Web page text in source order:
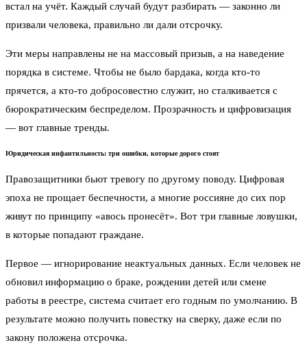
встал на учёт. Каждый случай будут разбирать — законно ли
призвали человека, правильно ли дали отсрочку.
Эти меры направлены не на массовый призыв, а на наведение
порядка в системе. Чтобы не было бардака, когда кто-то
прячется, а кто-то добросовестно служит, но сталкивается с
бюрократическим беспределом. Прозрачность и цифровизация
— вот главные тренды.
Юридическая инфантильность: три ошибки, которые дорого стоят
Правозащитники бьют тревогу по другому поводу. Цифровая
эпоха не прощает беспечности, а многие россияне до сих пор
живут по принципу «авось пронесёт». Вот три главные ловушки,
в которые попадают граждане.
Первое — игнорирование неактуальных данных. Если человек не
обновил информацию о браке, рождении детей или смене
работы в реестре, система считает его годным по умолчанию. В
результате можно получить повестку на сверку, даже если по
закону положена отсрочка.